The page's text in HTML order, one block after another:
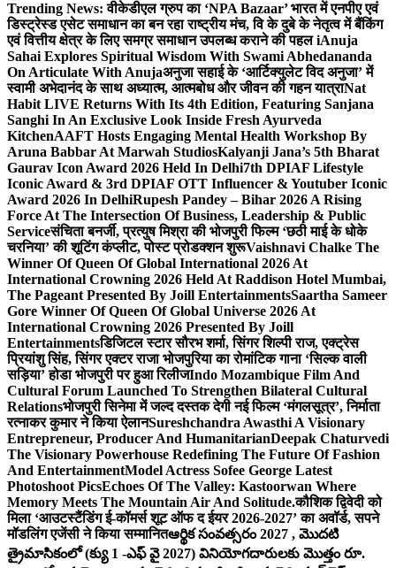
Trending News: वीकेडीएल ग्रुप का ‘NPA Bazaar’ भारत में एनपीए एवं
डिस्ट्रेस्ड एसेट समाधान का बन रहा राष्ट्रीय मंच, वि के दुबे के नेतृत्व में बैंकिंग
एवं वित्तीय क्षेत्र के लिए समग्र समाधान उपलब्ध कराने की पहल iAnuja
Sahai Explores Spiritual Wisdom With Swami Abhedananda
On Articulate With Anujaअनुजा सहाई के ‘आर्टिक्युलेट विद अनुजा’ में
स्वामी अभेदानंद के साथ अध्यात्म, आत्मबोध और जीवन की गहन यात्राNat
Habit LIVE Returns With Its 4th Edition, Featuring Sanjana
Sanghi In An Exclusive Look Inside Fresh Ayurveda
KitchenAAFT Hosts Engaging Mental Health Workshop By
Aruna Babbar At Marwah StudiosKalyanji Jana’s 5th Bharat
Gaurav Icon Award 2026 Held In Delhi7th DPIAF Lifestyle
Iconic Award & 3rd DPIAF OTT Influencer & Youtuber Iconic
Award 2026 In DelhiRupesh Pandey – Bihar 2026 A Rising
Force At The Intersection Of Business, Leadership & Public
Serviceसंचिता बनर्जी, प्रत्युष मिश्रा की भोजपुरी फिल्म ‘छठी माई के धोके
चरनिया’ की शूटिंग कंप्लीट, पोस्ट प्रोडक्शन शुरूVaishnavi Chalke The
Winner Of Queen Of Global International 2026 At
International Crowning 2026 Held At Raddison Hotel Mumbai,
The Pageant Presented By Joill EntertainmentsSaartha Sameer
Gore Winner Of Queen Of Global Universe 2026 At
International Crowning 2026 Presented By Joill
Entertainmentsडिजिटल स्टार सौरभ शर्मा, सिंगर शिल्पी राज, एक्ट्रेस
प्रियांशु सिंह, सिंगर एक्टर राजा भोजपुरिया का रोमांटिक गाना ‘सिल्क वाली
सड़िया’ होडा भोजपुरी पर हुआ रिलीजIndo Mozambique Film And
Cultural Forum Launched To Strengthen Bilateral Cultural
Relationsभोजपुरी सिनेमा में जल्द दस्तक देगी नई फिल्म ‘मंगलसूत्र’, निर्माता
रत्नाकर कुमार ने किया ऐलानSureshchandra Awasthi A Visionary
Entrepreneur, Producer And HumanitarianDeepak Chaturvedi
The Visionary Powerhouse Redefining The Future Of Fashion
And EntertainmentModel Actress Sofee George Latest
Photoshoot PicsEchoes Of The Valley: Kastoorwan Where
Memory Meets The Mountain Air And Solitude.कौशिक द्विवेदी को
मिला ‘आउटस्टैंडिंग ई-कॉमर्स शूट ऑफ द ईयर 2026-2027’ का अवॉर्ड, सपने
मॉडलिंग एजेंसी ने किया सम्मानितఆర్థిక సంవత్సరం 2027 , మొదటి
త్రైమాసికంలో (క్యు 1 -ఎఫ్ వై 2027) వినియోగదారులకు మొత్తం రూ.